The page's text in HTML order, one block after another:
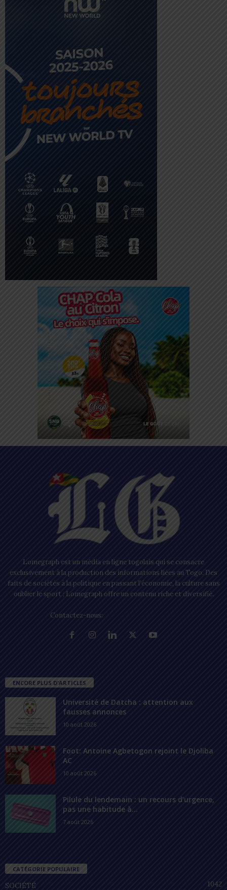
Lomegraph est un média en ligne togolais qui se consacre
exclusivement à la production des informations liées au Togo. Des
faits de sociétés à la politique en passant l’économie, la culture sans
oublier le sport ; Lomegraph offre un contenu riche et diversifié.
Contactez-nous:
ENCORE PLUS D'ARTICLES
Université de Datcha : attention aux
fausses annonces
10 août 2026
Foot: Antoine Agbetogon rejoint le Djoliba
AC
10 août 2026
Pilule du lendemain : un recours d’urgence,
pas une habitude à...
7 août 2026
CATÉGORIE POPULAIRE
SOCIÉTÉ 1042